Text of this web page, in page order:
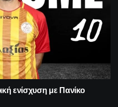
ενίσχυση με Πανίκο